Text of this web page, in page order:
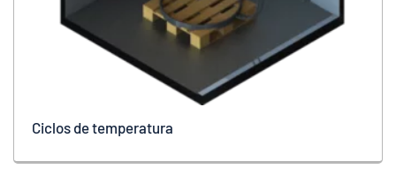
Ciclos de temperatura